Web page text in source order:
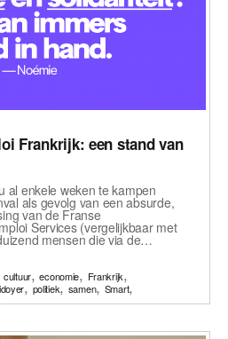
Frankrijk: een stand van
al enkele weken te kampen
als gevolg van een absurde,
van de Franse
Services (vergelijkbaar met
mensen die via de…
cultuur,economie, Frankrijk,
,politiek,samen,Smart,